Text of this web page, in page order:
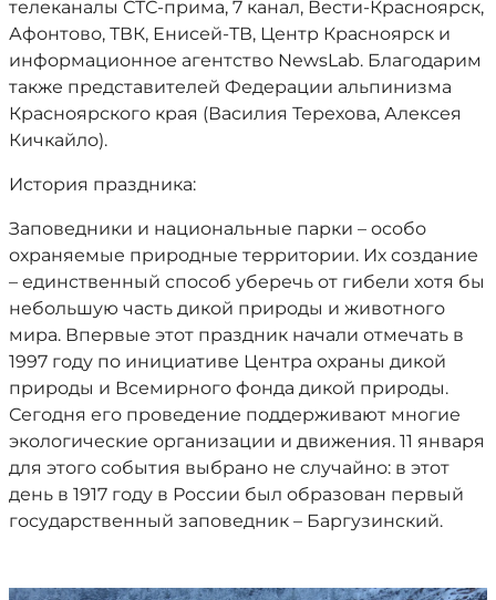
телеканалы СТС-прима, 7 канал, Вести-Красноярск,
Афонтово, ТВК, Енисей-ТВ, Центр Красноярск и
информационное агентство NewsLab. Благодарим
также представителей Федерации альпинизма
Красноярского края (Василия Терехова, Алексея
Кичкайло).
История праздника:
Заповедники и национальные парки – особо
охраняемые природные территории. Их создание
– единственный способ уберечь от гибели хотя бы
небольшую часть дикой природы и животного
мира. Впервые этот праздник начали отмечать в
1997 году по инициативе Центра охраны дикой
природы и Всемирного фонда дикой природы.
Сегодня его проведение поддерживают многие
экологические организации и движения. 11 января
для этого события выбрано не случайно: в этот
день в 1917 году в России был образован первый
государственный заповедник – Баргузинский.